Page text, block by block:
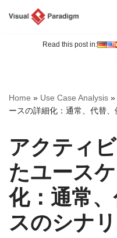
へ
ッ
プ
Read this post in:
Home » Use Case Analysis »
ースの詳細化：通常、代替
アクティ
たユース
化：通常
スのシナ